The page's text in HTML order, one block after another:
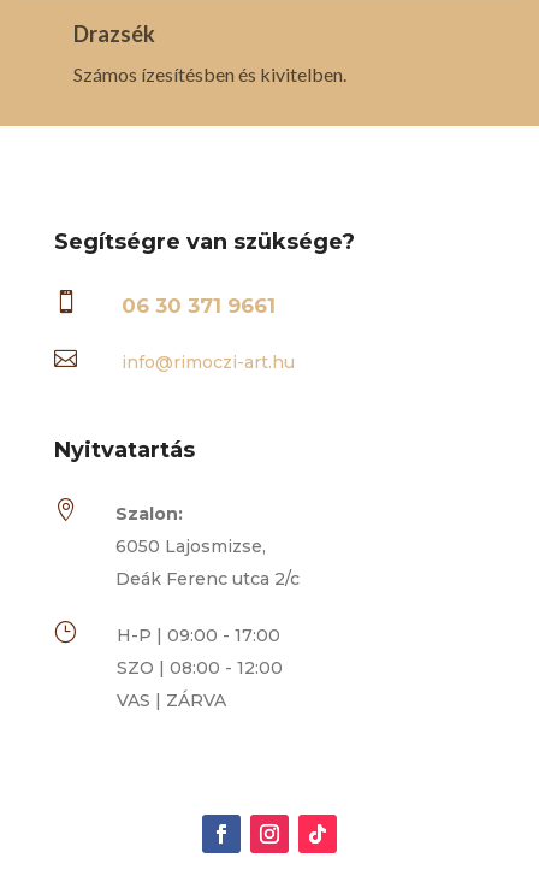
Drazsék
Számos ízesítésben és kivitelben.
Segítségre van szüksége?
 06 30 371 9661
 info@rimoczi-art.hu
Nyitvatartás

Szalon:
6050 Lajosmizse,
Deák Ferenc utca 2/c
}
H-P | 09:00 - 17:00
SZO | 08:00 - 12:00
VAS | ZÁRVA